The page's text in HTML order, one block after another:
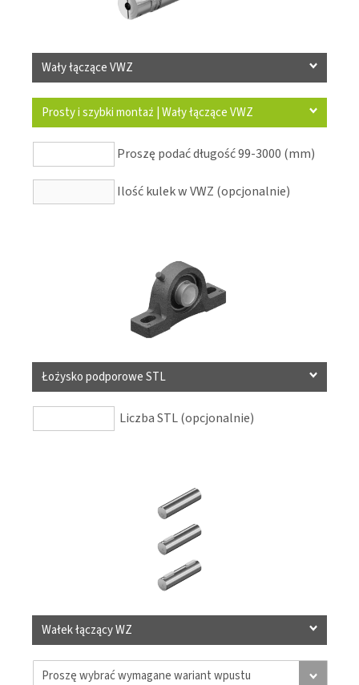
Wały łączące VWZ
Prosty i szybki montaż | Wały łączące VWZ
Proszę podać długość 99-3000 (mm)
Ilość kulek w VWZ (opcjonalnie)
Łożysko podporowe STL
Liczba STL (opcjonalnie)
Wałek łączący WZ